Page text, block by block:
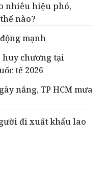
nhiêu hiệu phó,
nào?
mạnh
huy chương tại
tế 2026
nắng, TP HCM mưa
đi xuất khẩu lao